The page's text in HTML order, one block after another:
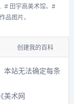
# 田宇高美术馆、 #
品图片、
创建我的百科
本站无法确定每条
《美术网